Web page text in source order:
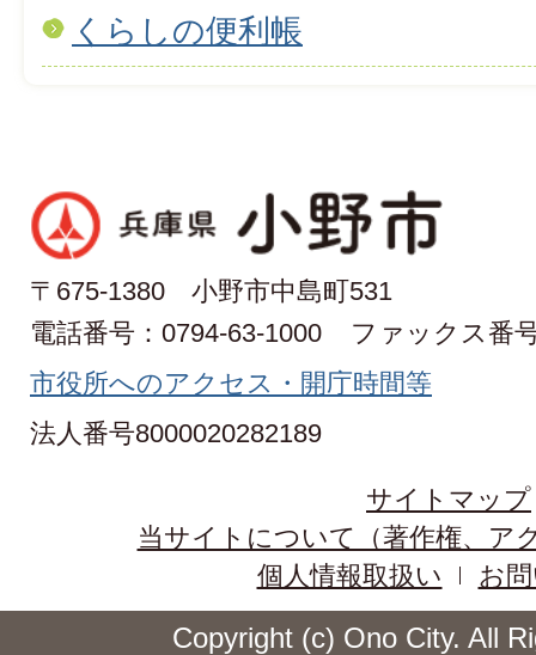
くらしの便利帳
〒675-1380 小野市中島町531
電話番号：0794-63-1000
ファックス番
市役所へのアクセス・開庁時間等
法人番号8000020282189
サイトマップ
当サイトについて（著作権、ア
個人情報取扱い
お
Copyright (c) Ono City. All